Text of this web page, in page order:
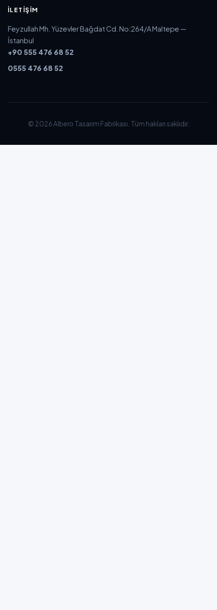
İLETIŞIM
Feyzullah Mh. Yüzevler Bağdat Cd. No:264/A Maltepe —
İstanbul
+90 555 476 68 52
0555 476 68 52
© 2026 Albero Tasarım Fabrikası. Tüm hakları saklıdır.